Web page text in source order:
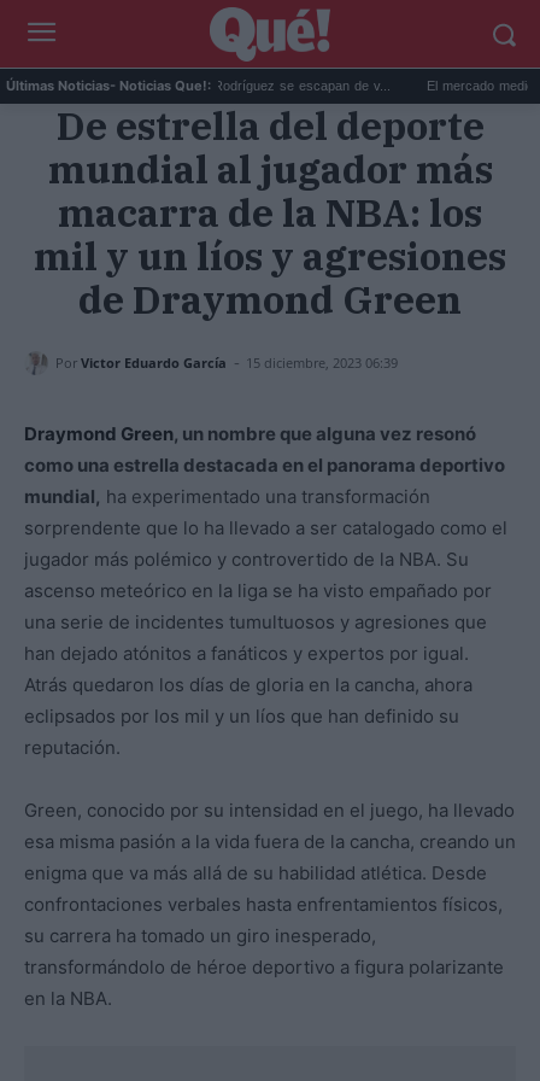
Últimas Noticias- Noticias Que!:
Marc Cucurella y Claudia Rodríguez se escapan de v... El mercado medieval de
De estrella del deporte
mundial al jugador más
macarra de la NBA: los
mil y un líos y agresiones
de Draymond Green
Por Victor Eduardo García - 15 diciembre, 2023 06:39
Draymond Green, un nombre que alguna vez resonó
como una estrella destacada en el panorama deportivo
mundial, ha experimentado una transformación
sorprendente que lo ha llevado a ser catalogado como el
jugador más polémico y controvertido de la NBA. Su
ascenso meteórico en la liga se ha visto empañado por
una serie de incidentes tumultuosos y agresiones que
han dejado atónitos a fanáticos y expertos por igual.
Atrás quedaron los días de gloria en la cancha, ahora
eclipsados por los mil y un líos que han definido su
reputación.
Green, conocido por su intensidad en el juego, ha llevado
esa misma pasión a la vida fuera de la cancha, creando un
enigma que va más allá de su habilidad atlética. Desde
confrontaciones verbales hasta enfrentamientos físicos,
su carrera ha tomado un giro inesperado,
transformándolo de héroe deportivo a figura polarizante
en la NBA.